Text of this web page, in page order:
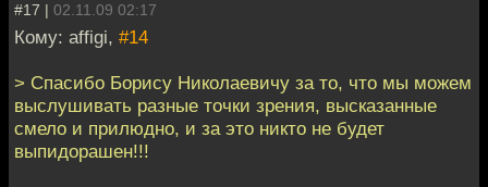
#17 | 02.11.09 02:17
Кому: affigi, #14
> Спасибо Борису Николаевичу за то, что мы можем
выслушивать разные точки зрения, высказанные
смело и прилюдно, и за это никто не будет
выпидорашен!!!